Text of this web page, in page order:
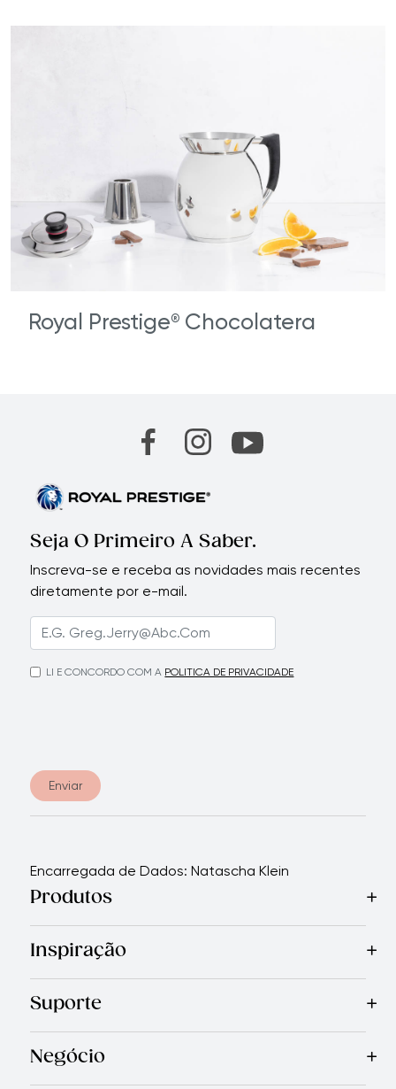
Royal Prestige® Chocolatera
Seja O Primeiro A Saber.
Inscreva-se e receba as novidades mais recentes
diretamente por e-mail.
LI E CONCORDO COM A POLITICA DE PRIVACIDADE
Enviar
Encarregada de Dados: Natascha Klein
Produtos
Mais VendidosCozinhaFacasTalheresEletrodomésticos
Inspiração
ReceitasBlogRevista Royal PrestigePrograma de
Suporte
Garantia LimitadaQuem SomosEntre em Contato
Negócio